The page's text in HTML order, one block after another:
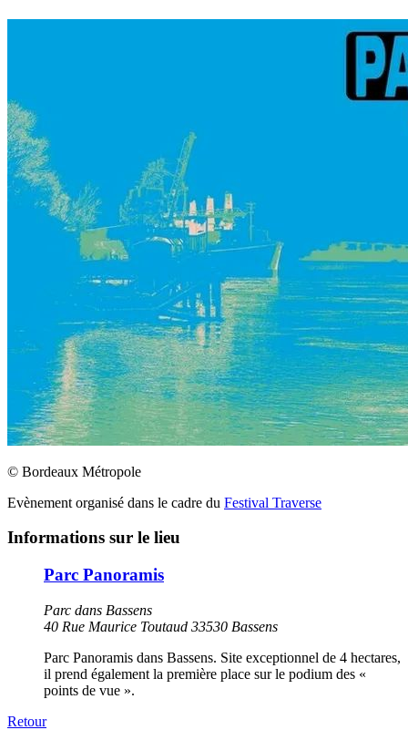
© Bordeaux Métropole
Evènement organisé dans le cadre du Festival Traverse
Informations sur le lieu
Parc Panoramis
Parc dans Bassens
40 Rue Maurice Toutaud 33530 Bassens
Parc Panoramis dans Bassens. Site exceptionnel de 4 hectares,
il prend également la première place sur le podium des «
points de vue ».
Retour